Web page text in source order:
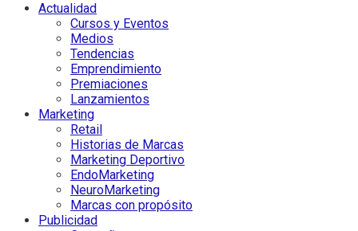
Actualidad
Cursos y Eventos
Medios
Tendencias
Emprendimiento
Premiaciones
Lanzamientos
Marketing
Retail
Historias de Marcas
Marketing Deportivo
EndoMarketing
NeuroMarketing
Marcas con propósito
Publicidad